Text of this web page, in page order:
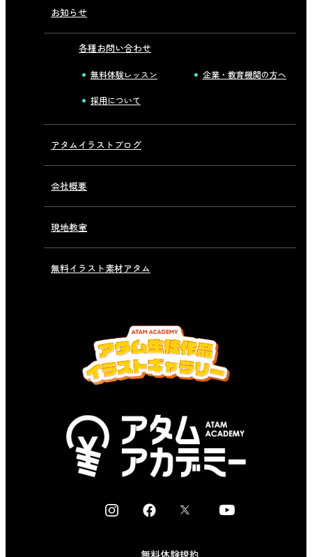
お知らせ
各種お問い合わせ
無料体験レッスン 企業・教育機関の方へ
採用について
アタムイラストブログ
会社概要
現地教室
無料イラスト素材アタム
I
F
X
Y